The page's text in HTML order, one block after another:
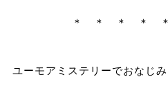
＊ ＊ ＊ ＊
ユーモアミステリーでおなじ